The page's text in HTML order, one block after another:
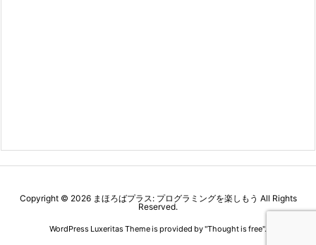
Copyright © 2026 まほろばプラス: プログラミングを楽しもう All Rights
Reserved.
WordPress Luxeritas Theme is provided by "Thought is free".